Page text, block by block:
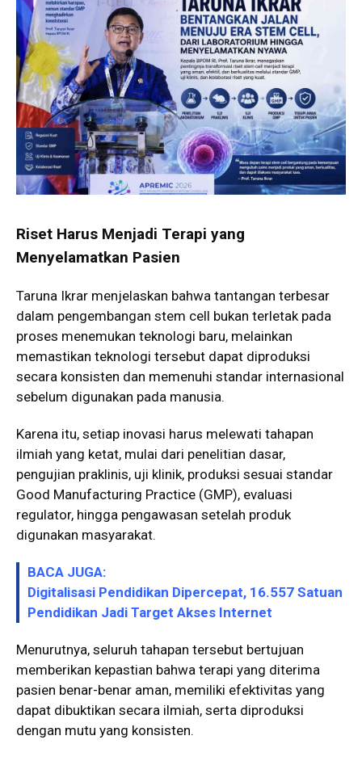
Riset Harus Menjadi Terapi yang
Menyelamatkan Pasien
Taruna Ikrar menjelaskan bahwa tantangan terbesar
dalam pengembangan stem cell bukan terletak pada
proses menemukan teknologi baru, melainkan
memastikan teknologi tersebut dapat diproduksi
secara konsisten dan memenuhi standar internasional
sebelum digunakan pada manusia.
Karena itu, setiap inovasi harus melewati tahapan
ilmiah yang ketat, mulai dari penelitian dasar,
pengujian praklinis, uji klinik, produksi sesuai standar
Good Manufacturing Practice (GMP), evaluasi
regulator, hingga pengawasan setelah produk
digunakan masyarakat.
BACA JUGA:
Digitalisasi Pendidikan Dipercepat, 16.557 Satuan
Pendidikan Jadi Target Akses Internet
Menurutnya, seluruh tahapan tersebut bertujuan
memberikan kepastian bahwa terapi yang diterima
pasien benar-benar aman, memiliki efektivitas yang
dapat dibuktikan secara ilmiah, serta diproduksi
dengan mutu yang konsisten.